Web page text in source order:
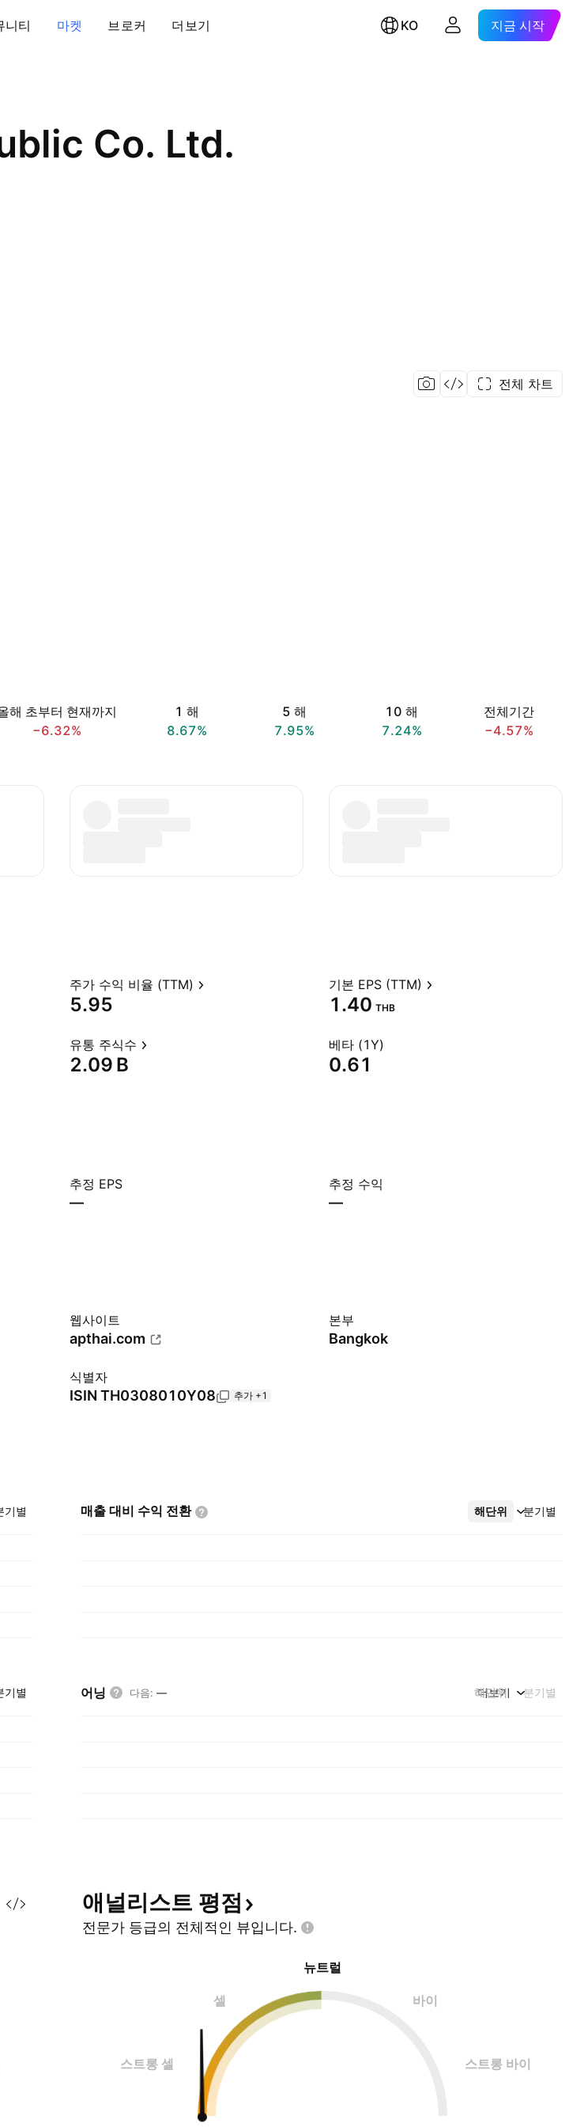
니티 마켓 브로커 더보기 KO 지금 시작
Co. Ltd.
전체 차트
해 초부터 현재까지
−6.32%
1 해
8.67%
5 해
7.95%
10 해
7.24%
전체기간
−4.57%
주가 수익 비율 (TTM)
5.95
기본 EPS (TTM)
1.40 THB
유통 주식수
‪2.09 B‬
베타 (1Y)
0.61
추정 EPS
—
추정 수익
—
웹사이트
apthai.com
본부
Bangkok
식별자
ISIN TH0308010Y08 추가 +1
기별 매출 대비 수익 전환 해단위 분기별
더보기
기별 어닝 다음: — 해단위 분기별
더보기
애널리스트 평점
전문가 등급의 전체적인 뷰입니다.
뉴트럴
셀 바이
스트롱 셀 스트롱 바이